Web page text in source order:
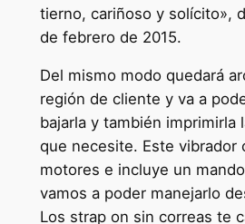
tierno, cariñoso y solícito»,
de febrero de 2015.
Del mismo modo quedará
región de cliente y va a
bajarla y también imprimirla
que necesite. Este vibrador
motores e incluye un
vamos a poder manejarlo
Los strap on sin correas te